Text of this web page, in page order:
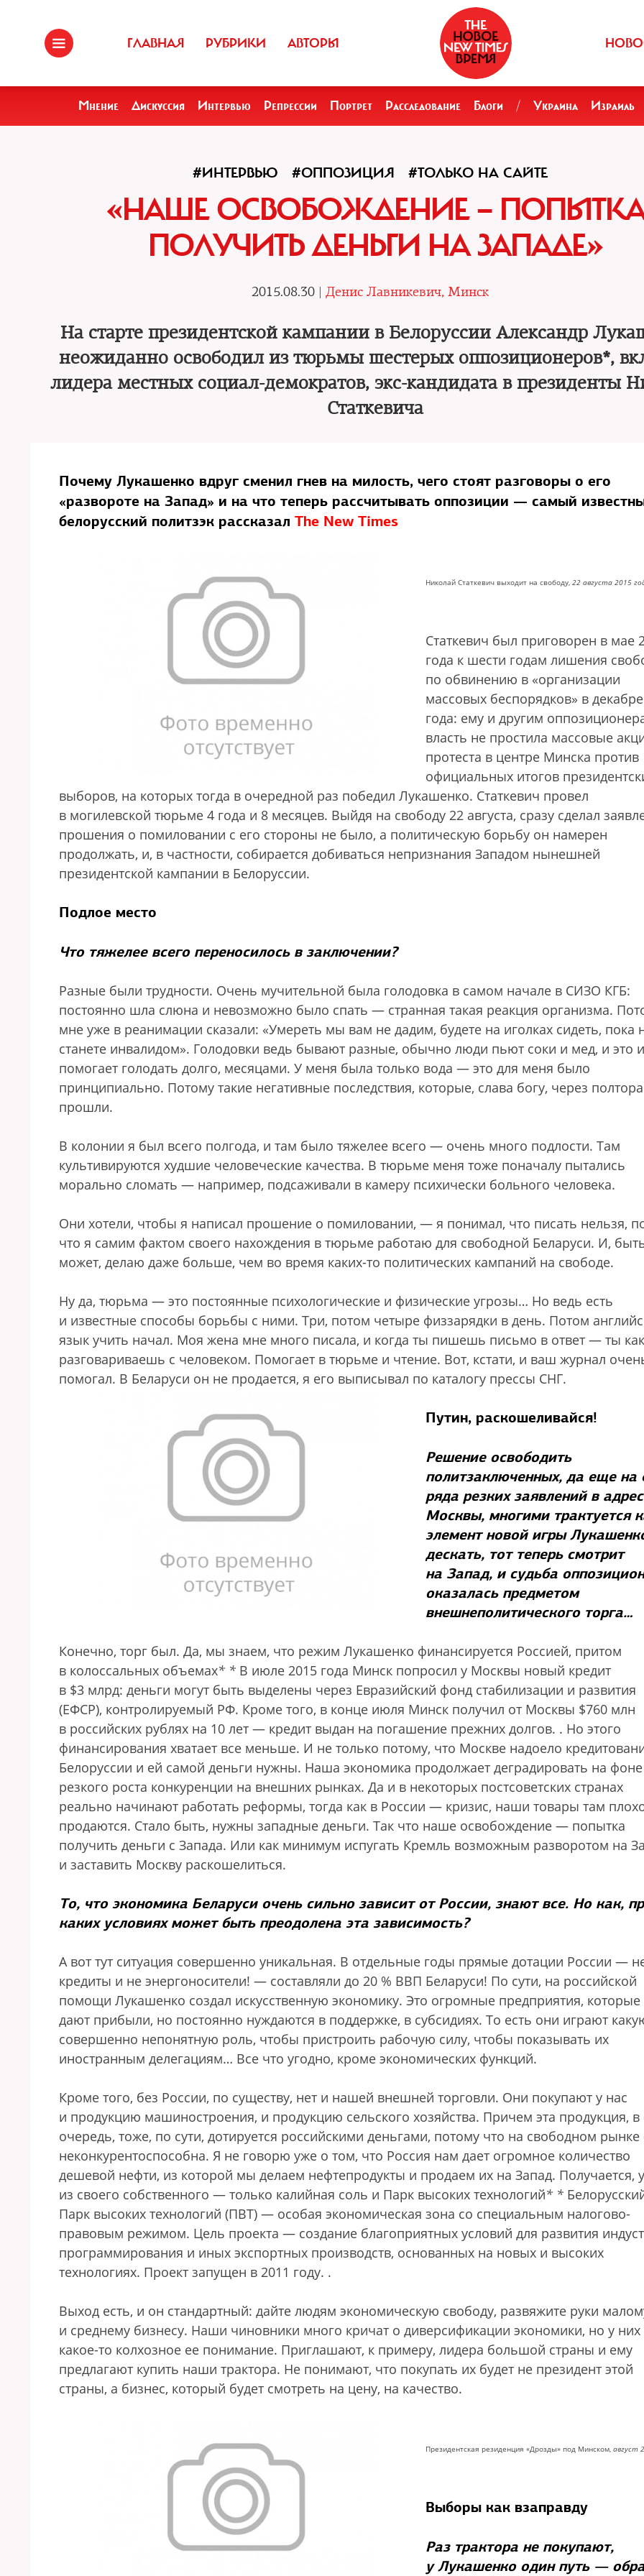
ГЛАВНАЯ РУБРИКИ АВТОРЫ
Мнение Дискуссия Интервью Репрессии Портрет Расследование Блоги / Украина Израиль
#ИНТЕРВЬЮ #ОППОЗИЦИЯ #ТОЛЬКО НА САЙТЕ
«НАШЕ ОСВОБОЖДЕНИЕ —
ПОЛУЧИТЬ ДЕНЬГИ НА ЗАПАДЕ»
2015.08.30 | Денис Лавникевич, Минск
На старте президентской кампании в Белоруссии Александр
неожиданно освободил из тюрьмы шестерых оппозиционеров*,
лидера местных социал-демократов, экс-кандидата в президенты
Статкевича
Почему Лукашенко вдруг сменил гнев на милость, чего стоят разговоры о его
«развороте на Запад» и на что теперь рассчитывать оппозиции — самый
белорусский политзэк рассказал The New Times
Николай Статкевич выходит на свободу, 22 августа 2015
Статкевич был приговорен в мае
года к шести годам лишения
по обвинению в «организации
массовых беспорядков» в
года: ему и другим
власть не простила массовые
протеста в центре Минска против
официальных итогов
выборов, на которых тогда в очередной раз победил Лукашенко. Статкевич провел
в могилевской тюрьме 4 года и 8 месяцев. Выйдя на свободу 22 августа, сразу сделал
прошения о помиловании с его стороны не было, а политическую борьбу он намерен
продолжать, и, в частности, собирается добиваться непризнания Западом нынешней
президентской кампании в Белоруссии.
Подлое место
Что тяжелее всего переносилось в заключении?
Разные были трудности. Очень мучительной была голодовка в самом начале в СИЗО КГБ:
постоянно шла слюна и невозможно было спать — странная такая реакция организма.
мне уже в реанимации сказали: «Умереть мы вам не дадим, будете на иголках сидеть, пока
станете инвалидом». Голодовки ведь бывают разные, обычно люди пьют соки и мед, и это
помогает голодать долго, месяцами. У меня была только вода — это для меня было
принципиально. Потому такие негативные последствия, которые, слава богу, через
прошли.
В колонии я был всего полгода, и там было тяжелее всего — очень много подлости. Там
культивируются худшие человеческие качества. В тюрьме меня тоже поначалу пытались
морально сломать — например, подсаживали в камеру психически больного человека.
Они хотели, чтобы я написал прошение о помиловании, — я понимал, что писать нельзя,
что я самим фактом своего нахождения в тюрьме работаю для свободной Беларуси. И,
может, делаю даже больше, чем во время каких-то политических кампаний на свободе.
Ну да, тюрьма — это постоянные психологические и физические угрозы… Но ведь есть
и известные способы борьбы с ними. Три, потом четыре физзарядки в день. Потом
язык учить начал. Моя жена мне много писала, и когда ты пишешь письмо в ответ — ты
разговариваешь с человеком. Помогает в тюрьме и чтение. Вот, кстати, и ваш журнал
помогал. В Беларуси он не продается, я его выписывал по каталогу прессы СНГ.
Путин, раскошеливайся!
Решение освободить
политзаключенных, да еще на
ряда резких заявлений в адрес
Москвы, многими трактуется
элемент новой игры
дескать, тот теперь смотрит
на Запад, и судьба
оказалась предметом
внешнеполитического торга…
Конечно, торг был. Да, мы знаем, что режим Лукашенко финансируется Россией, притом
в колоссальных объемах* * В июле 2015 года Минск попросил у Москвы новый кредит
в $3 млрд: деньги могут быть выделены через Евразийский фонд стабилизации и развития
(ЕФСР), контролируемый РФ. Кроме того, в конце июля Минск получил от Москвы $760 млн
в российских рублях на 10 лет — кредит выдан на погашение прежних долгов. . Но этого
финансирования хватает все меньше. И не только потому, что Москве надоело
Белоруссии и ей самой деньги нужны. Наша экономика продолжает деградировать на фоне
резкого роста конкуренции на внешних рынках. Да и в некоторых постсоветских странах
реально начинают работать реформы, тогда как в России — кризис, наши товары там
продаются. Стало быть, нужны западные деньги. Так что наше освобождение — попытка
получить деньги с Запада. Или как минимум испугать Кремль возможным разворотом на
и заставить Москву раскошелиться.
То, что экономика Беларуси очень сильно зависит от России, знают все. Но как,
каких условиях может быть преодолена эта зависимость?
А вот тут ситуация совершенно уникальная. В отдельные годы прямые дотации России —
кредиты и не энергоносители! — составляли до 20 % ВВП Беларуси! По сути, на российской
помощи Лукашенко создал искусственную экономику. Это огромные предприятия, которые
дают прибыли, но постоянно нуждаются в поддержке, в субсидиях. То есть они играют
совершенно непонятную роль, чтобы пристроить рабочую силу, чтобы показывать их
иностранным делегациям… Все что угодно, кроме экономических функций.
Кроме того, без России, по существу, нет и нашей внешней торговли. Они покупают у нас
и продукцию машиностроения, и продукцию сельского хозяйства. Причем эта продукция,
очередь, тоже, по сути, дотируется российскими деньгами, потому что на свободном рынке
неконкурентоспособна. Я не говорю уже о том, что Россия нам дает огромное количество
дешевой нефти, из которой мы делаем нефтепродукты и продаем их на Запад. Получается,
из своего собственного — только калийная соль и Парк высоких технологий* *
Парк высоких технологий (ПВТ) — особая экономическая зона со специальным налогово-
правовым режимом. Цель проекта — создание благоприятных условий для развития
программирования и иных экспортных производств, основанных на новых и высоких
технологиях. Проект запущен в 2011 году. .
Выход есть, и он стандартный: дайте людям экономическую свободу, развяжите руки
и среднему бизнесу. Наши чиновники много кричат о диверсификации экономики, но у них
какое-то колхозное ее понимание. Приглашают, к примеру, лидера большой страны и ему
предлагают купить наши трактора. Не понимают, что покупать их будет не президент этой
страны, а бизнес, который будет смотреть на цену, на качество.
Президентская резиденция «Дрозды» под Минском, август
Выборы как взаправду
Раз трактора не покупают,
у Лукашенко один путь —